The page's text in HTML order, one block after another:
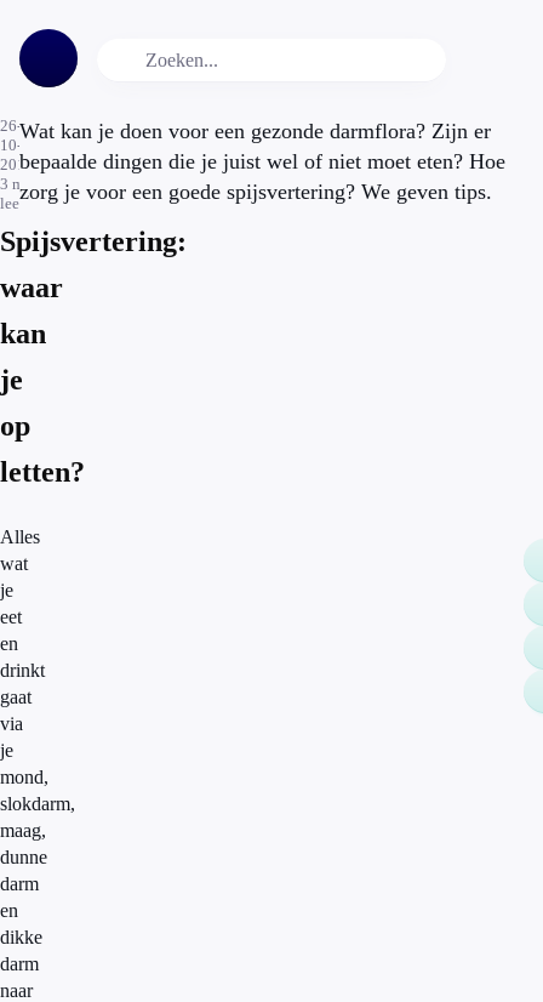
26-
10-
2019
3 min.
leestijd
Spijsvertering:
waar
kan
je
op
letten?
Wat kan je doen voor een gezonde darmflora? Zijn er
bepaalde dingen die je juist wel of niet moet eten? Hoe
zorg je voor een goede spijsvertering? We geven tips.
Alles
wat
je
eet
en
drinkt
gaat
via
je
mond,
slokdarm,
maag,
dunne
darm
en
dikke
darm
naar